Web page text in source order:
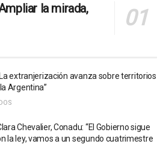
la mirada,
extranjerización avanza sobre territorios
Argentina”
Chevalier, Conadu: “El Gobierno sigue
la ley, vamos a un segundo cuatrimestre